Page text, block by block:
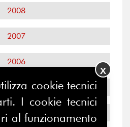
2008
2007
2006
2005
2004
cookie tecnici
I cookie tecnici
al funzionamento
X